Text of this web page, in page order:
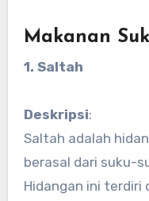
Makanan
1. Saltah
Deskripsi:
Saltah adalah
berasal dari suku-
Hidangan ini terdiri